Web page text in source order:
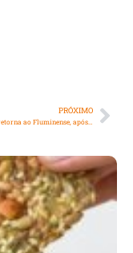
PRÓXIMO
Thiago Silva retorna ao Fluminense, após quase 16 anos na Europa